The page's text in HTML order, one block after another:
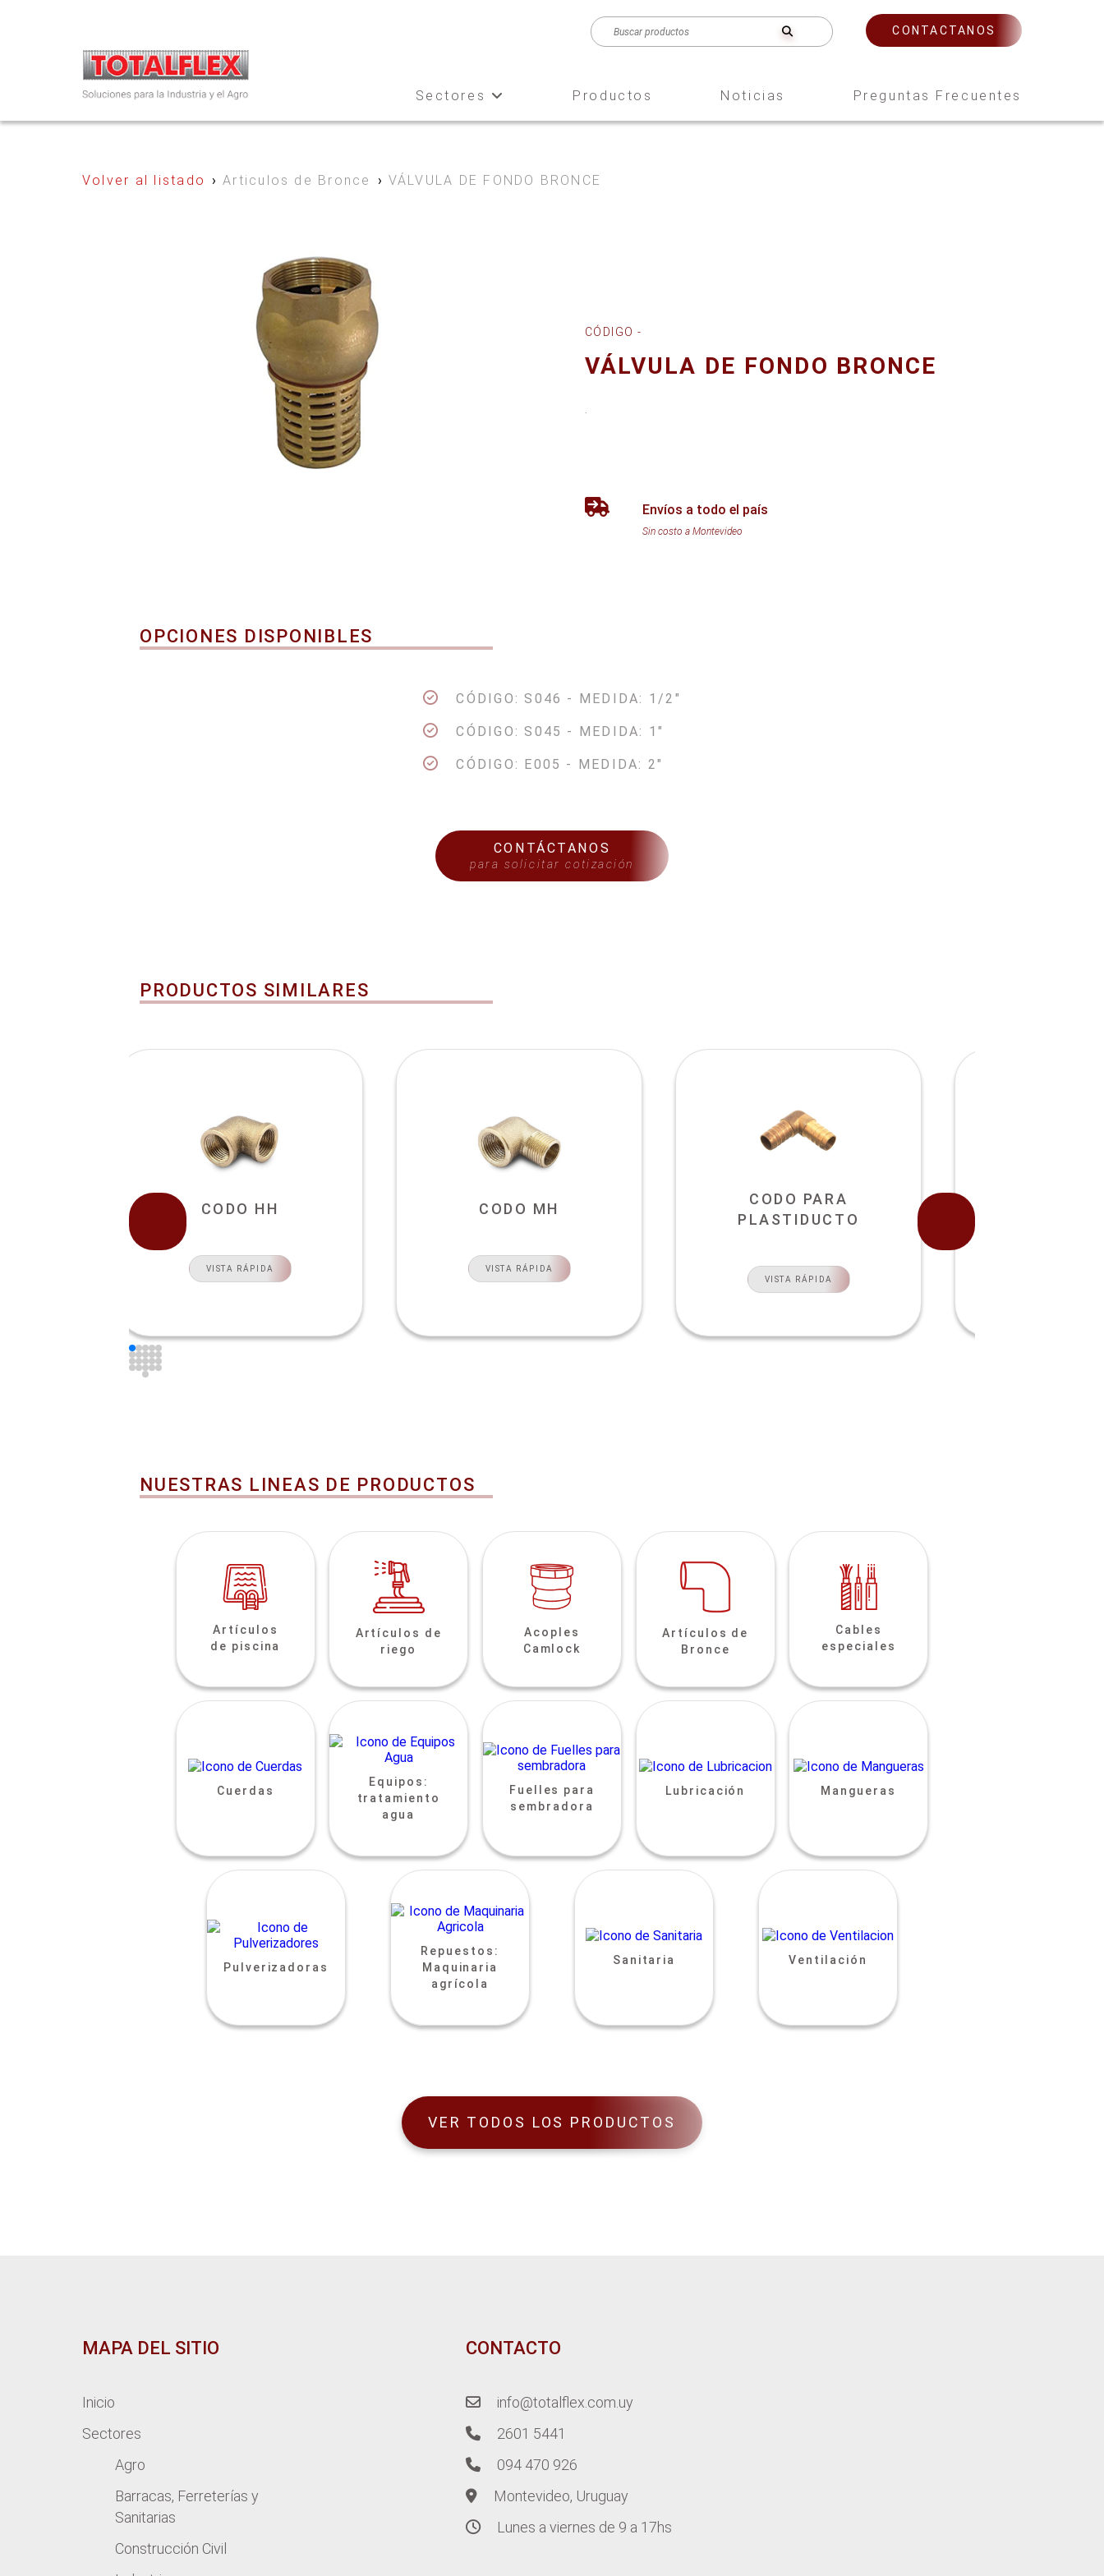
CONTACTANOS
Sectores Productos Noticias Preguntas Frecuentes
Volver al listado ›Articulos de Bronce › VÁLVULA DE FONDO BRONCE
CÓDIGO -
VÁLVULA DE FONDO BRONCE
Envíos a todo el país
Sin costo a Montevideo
OPCIONES DISPONIBLES
CÓDIGO: S046 - MEDIDA: 1/2"
CÓDIGO: S045 - MEDIDA: 1"
CÓDIGO: E005 - MEDIDA: 2"
CONTÁCTANOS
para solicitar cotización
PRODUCTOS SIMILARES
CODO HH
VISTA RÁPIDA
CODO MH
VISTA RÁPIDA
CODO PARA
PLASTIDUCTO
VISTA RÁPIDA
NUESTRAS LINEAS DE PRODUCTOS
Artículos
de piscina
Artículos de
riego
Acoples
Camlock
Artículos de
Bronce
Cables
especiales
Cuerdas
Equipos:
tratamiento
agua
Fuelles para
sembradora
Lubricación Mangueras
Pulverizadoras
Repuestos:
Maquinaria
agrícola
Sanitaria Ventilación
VER TODOS LOS PRODUCTOS
MAPA DEL SITIO
Inicio
Sectores
Agro
Barracas, Ferreterías y
Sanitarias
Construcción Civil
CONTACTO
info@totalflex.com.uy
2601 5441
094 470 926
Montevideo, Uruguay
Lunes a viernes de 9 a 17hs